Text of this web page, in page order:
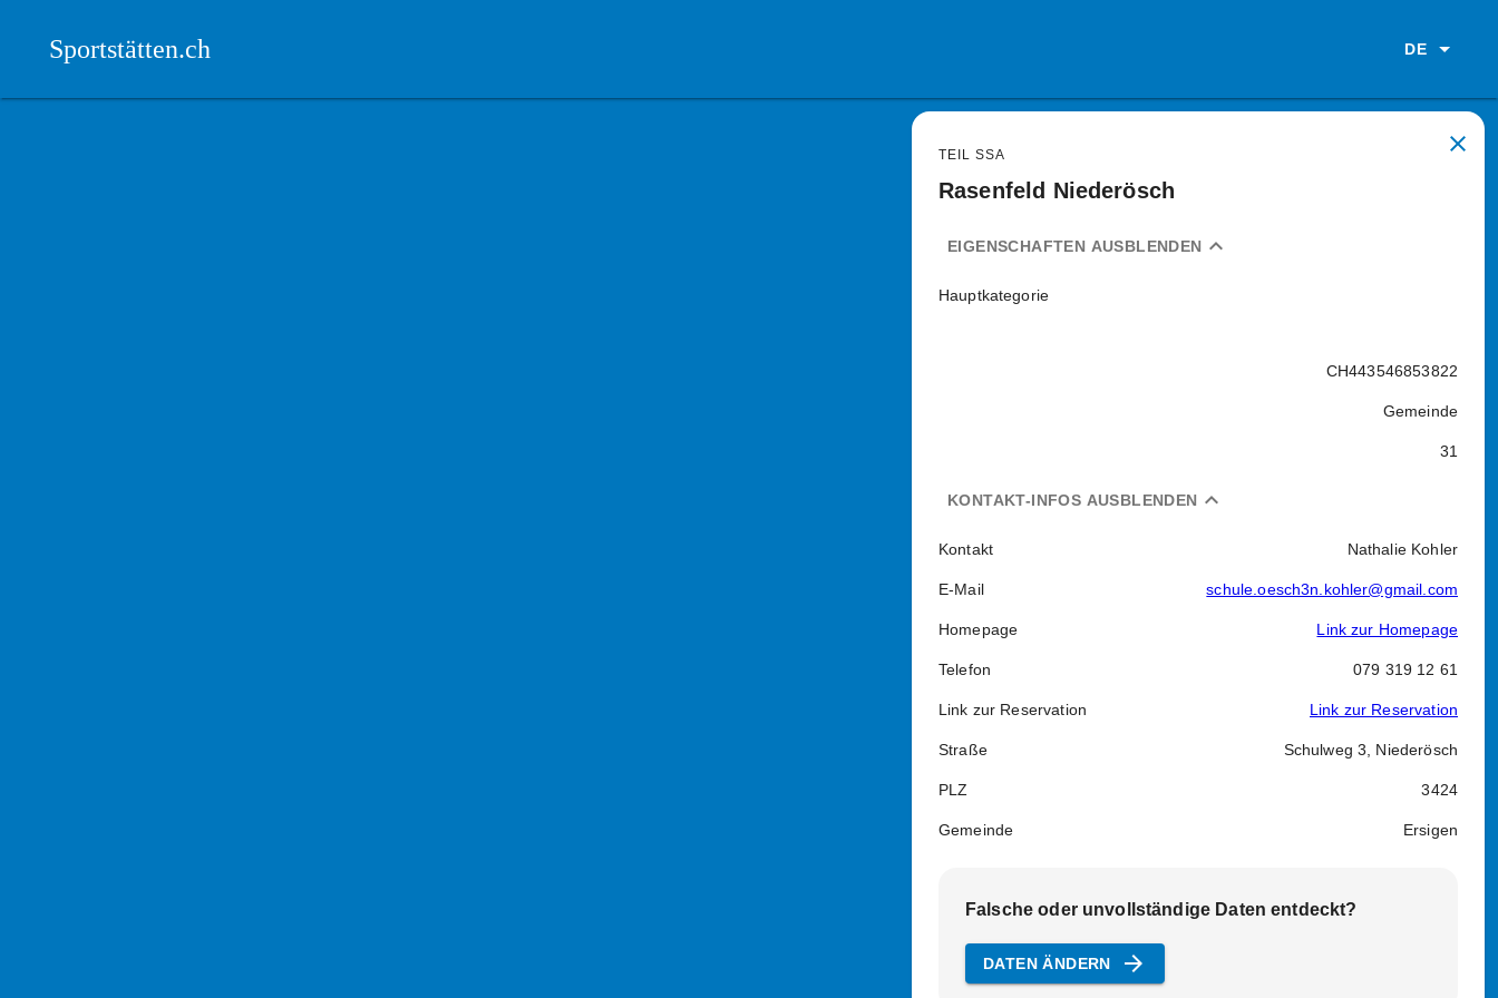
Sportstätten.ch DE
close
TEIL SSA
Rasenfeld Niederösch
expand_less
EIGENSCHAFTEN AUSBLENDEN
Hauptkategorie
CH443546853822
Gemeinde
31
expand_less
KONTAKT-INFOS AUSBLENDEN
Kontakt Nathalie Kohler
E-Mail schule.oesch3n.kohler@gmail.com
Homepage Link zur Homepage
Telefon 079 319 12 61
Link zur Reservation Link zur Reservation
Straße Schulweg 3, Niederösch
PLZ 3424
Gemeinde Ersigen
Falsche oder unvollständige Daten entdeckt?
arrow_forward
DATEN ÄNDERN